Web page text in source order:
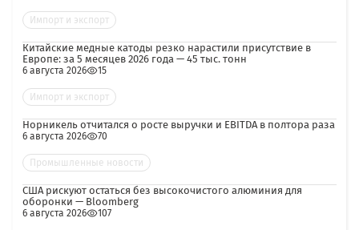
Импорт и экспорт
Китайские медные катоды резко нарастили присутствие в
Европе: за 5 месяцев 2026 года — 45 тыс. тонн
6 августа 2026 15
Импорт и экспорт
Норникель отчитался о росте выручки и EBITDA в полтора раза
6 августа 2026 70
Промышленные новости
США рискуют остаться без высокочистого алюминия для
оборонки — Bloomberg
6 августа 2026 107